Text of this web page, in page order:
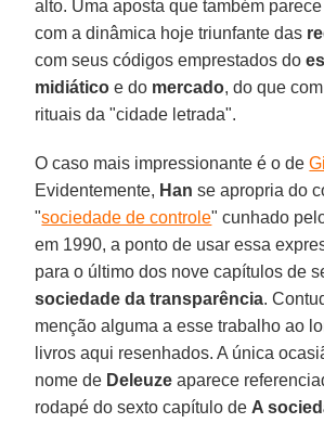
alto. Uma aposta que também
com a dinâmica hoje triunfante das
com seus códigos emprestados do
midiático e do mercado, do que
rituais da "cidade letrada".
O caso mais impressionante é o de
Evidentemente, Han se apropria do
"sociedade de controle" cunhado
em 1990, a ponto de usar essa
para o último dos nove capítulos de
sociedade da transparência.
menção alguma a esse trabalho ao
livros aqui resenhados. A única
nome de Deleuze aparece
rodapé do sexto capítulo de A